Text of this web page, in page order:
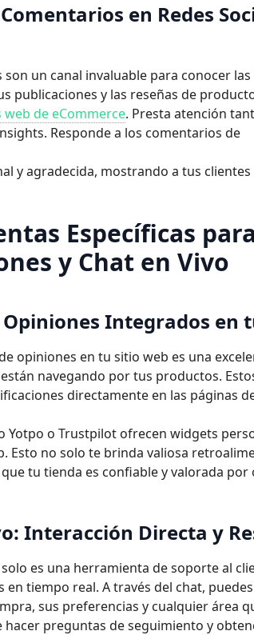
en Redes
son un canal invaluable para conocer
publicaciones y las reseñas de
web de eCommerce. Presta atención
Responde a los comentarios de
y agradecida, mostrando a tus
Específicas
y Chat en Vivo
Opiniones Integrados en
opiniones en tu sitio web es una
navegando por tus productos.
directamente en las páginas
Yotpo o Trustpilot ofrecen widgets
Esto no solo te brinda valiosa
tu tienda es confiable y valorada por
Interacción Directa y
solo es una herramienta de soporte al
en tiempo real. A través del chat,
sus preferencias y cualquier área
preguntas de seguimiento y